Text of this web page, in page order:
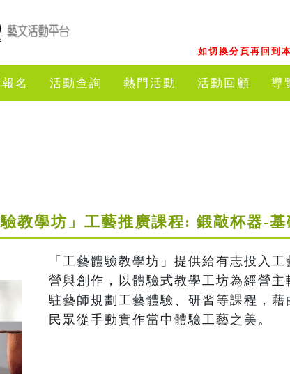
如切換分頁再回到
名 活動查詢 熱門活動 活動回顧 導
教學坊」工藝推廣課程: 鍛敲杯器-
「工藝體驗教學坊」提供給有志投入
營與創作，以體驗式教學工坊為經營
駐藝師規劃工藝體驗、研習等課程，
民眾從手動實作當中體驗工藝之美。